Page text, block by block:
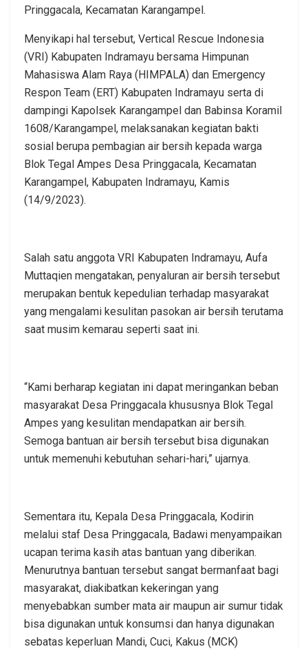
Pringgacala, Kecamatan Karangampel.
Menyikapi hal tersebut, Vertical Rescue Indonesia
(VRI) Kabupaten Indramayu bersama Himpunan
Mahasiswa Alam Raya (HIMPALA) dan Emergency
Respon Team (ERT) Kabupaten Indramayu serta di
dampingi Kapolsek Karangampel dan Babinsa Koramil
1608/Karangampel, melaksanakan kegiatan bakti
sosial berupa pembagian air bersih kepada warga
Blok Tegal Ampes Desa Pringgacala, Kecamatan
Karangampel, Kabupaten Indramayu, Kamis
(14/9/2023).
Salah satu anggota VRI Kabupaten Indramayu, Aufa
Muttaqien mengatakan, penyaluran air bersih tersebut
merupakan bentuk kepedulian terhadap masyarakat
yang mengalami kesulitan pasokan air bersih terutama
saat musim kemarau seperti saat ini.
“Kami berharap kegiatan ini dapat meringankan beban
masyarakat Desa Pringgacala khususnya Blok Tegal
Ampes yang kesulitan mendapatkan air bersih.
Semoga bantuan air bersih tersebut bisa digunakan
untuk memenuhi kebutuhan sehari-hari,” ujarnya.
Sementara itu, Kepala Desa Pringgacala, Kodirin
melalui staf Desa Pringgacala, Badawi menyampaikan
ucapan terima kasih atas bantuan yang diberikan.
Menurutnya bantuan tersebut sangat bermanfaat bagi
masyarakat, diakibatkan kekeringan yang
menyebabkan sumber mata air maupun air sumur tidak
bisa digunakan untuk konsumsi dan hanya digunakan
sebatas keperluan Mandi, Cuci, Kakus (MCK)